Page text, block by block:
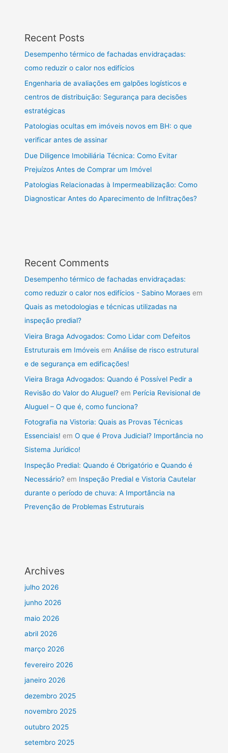
Recent Posts
Desempenho térmico de fachadas envidraçadas:
como reduzir o calor nos edifícios
Engenharia de avaliações em galpões logísticos e
centros de distribuição: Segurança para decisões
estratégicas
Patologias ocultas em imóveis novos em BH: o que
verificar antes de assinar
Due Diligence Imobiliária Técnica: Como Evitar
Prejuízos Antes de Comprar um Imóvel
Patologias Relacionadas à Impermeabilização: Como
Diagnosticar Antes do Aparecimento de Infiltrações?
Recent Comments
Desempenho térmico de fachadas envidraçadas:
como reduzir o calor nos edifícios - Sabino Moraes em
Quais as metodologias e técnicas utilizadas na
inspeção predial?
Vieira Braga Advogados: Como Lidar com Defeitos
Estruturais em Imóveis emAnálise de risco estrutural
e de segurança em edificações!
Vieira Braga Advogados: Quando é Possível Pedir a
Revisão do Valor do Aluguel? em Perícia Revisional de
Aluguel – O que é, como funciona?
Fotografia na Vistoria: Quais as Provas Técnicas
Essenciais! emO que é Prova Judicial? Importância no
Sistema Jurídico!
Inspeção Predial: Quando é Obrigatório e Quando é
Necessário? em Inspeção Predial e Vistoria Cautelar
durante o período de chuva: A Importância na
Prevenção de Problemas Estruturais
Archives
julho 2026
junho 2026
maio 2026
abril 2026
março 2026
fevereiro 2026
janeiro 2026
dezembro 2025
novembro 2025
outubro 2025
setembro 2025